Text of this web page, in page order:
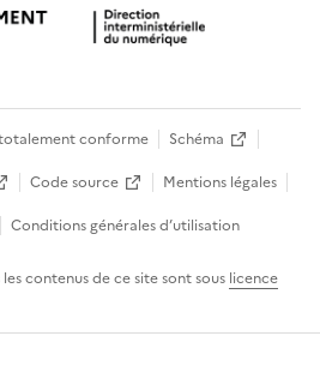
conforme
Schéma
Code source
Mentions légales
Conditions générales d’utilisation
contenus de ce site sont sous licence